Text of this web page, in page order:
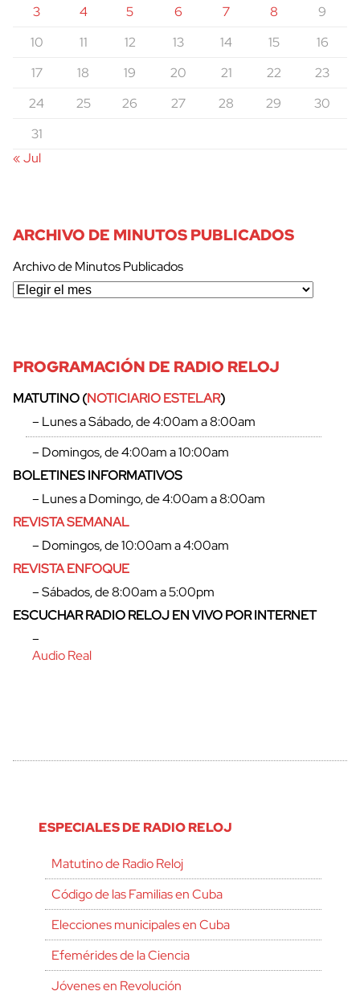
3 4 5 6 7 8
9
10
11 12 13 14 15
16
17
18 19 20 21 22
23
24
25 26 27 28 29
30
31
« Jul
ARCHIVO DE MINUTOS PUBLICADOS
Archivo de Minutos Publicados
PROGRAMACIÓN DE RADIO RELOJ
MATUTINO (NOTICIARIO ESTELAR)
– Lunes a Sábado, de 4:00am a 8:00am
– Domingos, de 4:00am a 10:00am
BOLETINES INFORMATIVOS
– Lunes a Domingo, de 4:00am a 8:00am
REVISTA SEMANAL
– Domingos, de 10:00am a 4:00am
REVISTA ENFOQUE
– Sábados, de 8:00am a 5:00pm
ESCUCHAR RADIO RELOJ EN VIVO POR INTERNET
–
Audio Real
ESPECIALES DE RADIO RELOJ
Matutino de Radio Reloj
Código de las Familias en Cuba
Elecciones municipales en Cuba
Efemérides de la Ciencia
Jóvenes en Revolución